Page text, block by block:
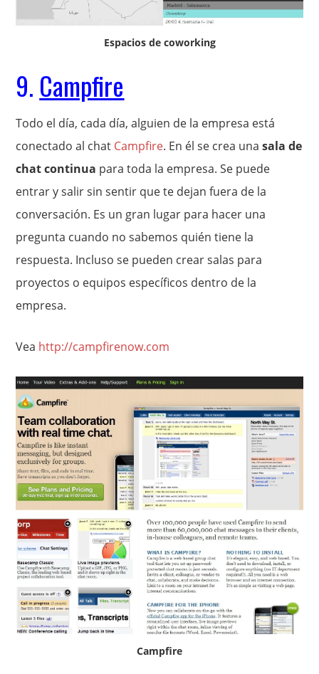
Espacios de coworking
9. Campfire
Todo el día, cada día, alguien de la empresa está
conectado al chat Campfire. En él se crea una sala de
chat continua para toda la empresa. Se puede
entrar y salir sin sentir que te dejan fuera de la
conversación. Es un gran lugar para hacer una
pregunta cuando no sabemos quién tiene la
respuesta. Incluso se pueden crear salas para
proyectos o equipos específicos dentro de la
empresa.
Vea http://campfirenow.com
Campfire